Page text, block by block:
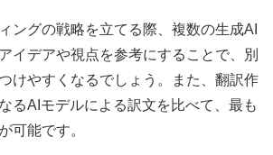
ングの戦略を立てる際、複数の生成AI
イデアや視点を参考にすることで、別
けやすくなるでしょう。また、翻訳作
るAIモデルによる訳文を比べて、最も
可能です。